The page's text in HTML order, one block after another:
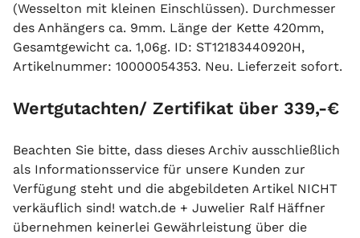
(Wesselton mit kleinen Einschlüssen). Durchmesser
des Anhängers ca. 9mm. Länge der Kette 420mm,
Gesamtgewicht ca. 1,06g. ID: ST12183440920H,
Artikelnummer: 10000054353. Neu. Lieferzeit sofort.
Wertgutachten/ Zertifikat über 339,-€
Beachten Sie bitte, dass dieses Archiv ausschließlich
als Informationsservice für unsere Kunden zur
Verfügung steht und die abgebildeten Artikel NICHT
verkäuflich sind! watch.de + Juwelier Ralf Häffner
übernehmen keinerlei Gewährleistung über die